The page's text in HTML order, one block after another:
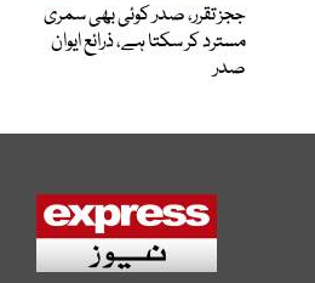
ججز تقرر، صدر کوئی بھی سمری
مسترد کر سکتا ہے، ذرائع ایوان
صدر